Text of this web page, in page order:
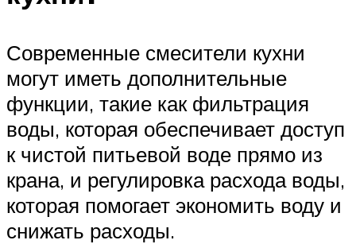
Современные смесители кухни
могут иметь дополнительные
функции, такие как фильтрация
воды, которая обеспечивает доступ
к чистой питьевой воде прямо из
крана, и регулировка расхода воды,
которая помогает экономить воду и
снижать расходы.